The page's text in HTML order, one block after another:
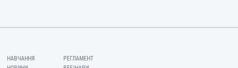
НАВЧАННЯ
РЕГЛАМЕНТ